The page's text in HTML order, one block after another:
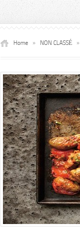
Home » NON CLASSÉ »